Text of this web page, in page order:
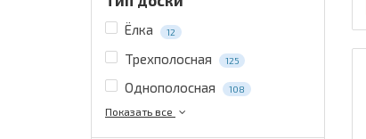
Ёлка 12
Трехполосная 125
Однополосная 108
Показать все